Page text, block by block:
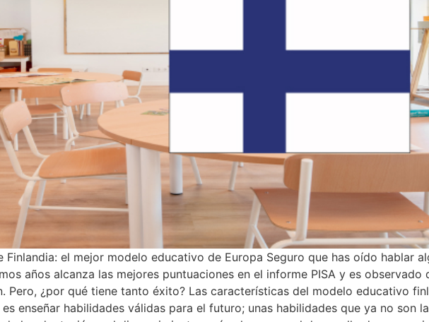
Finlandia: el mejor modelo educativo de Europa Seguro que has oído hablar
años alcanza las mejores puntuaciones en el informe PISA y es
Pero, ¿por qué tiene tanto éxito? Las características del modelo educativo
enseñar habilidades válidas para el futuro; unas habilidades que ya no son